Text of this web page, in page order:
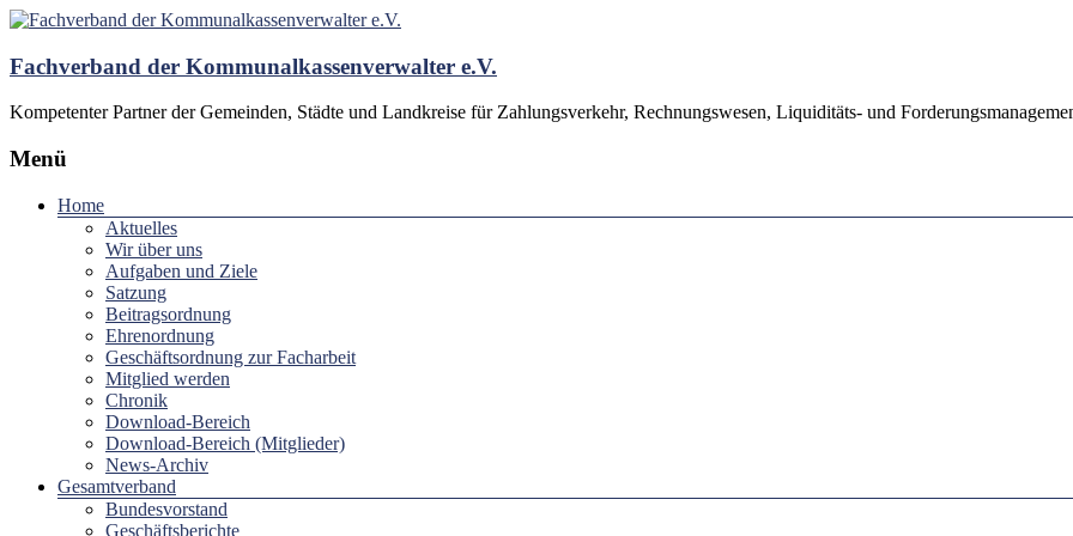
Fachverband der Kommunalkassenverwalter e.V.
Kompetenter Partner der Gemeinden, Städte und Landkreise für Zahlungsverkehr, Rechnungswesen, Liquiditäts- und
Menü
Home
Aktuelles
Wir über uns
Aufgaben und Ziele
Satzung
Beitragsordnung
Ehrenordnung
Geschäftsordnung zur Facharbeit
Mitglied werden
Chronik
Download-Bereich
Download-Bereich (Mitglieder)
News-Archiv
Gesamtverband
Bundesvorstand
Geschäftsberichte